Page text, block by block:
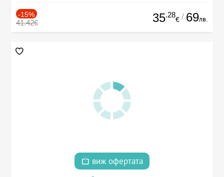
-15%
41.42€ 35.28
€ / 69лв.
виж офертата